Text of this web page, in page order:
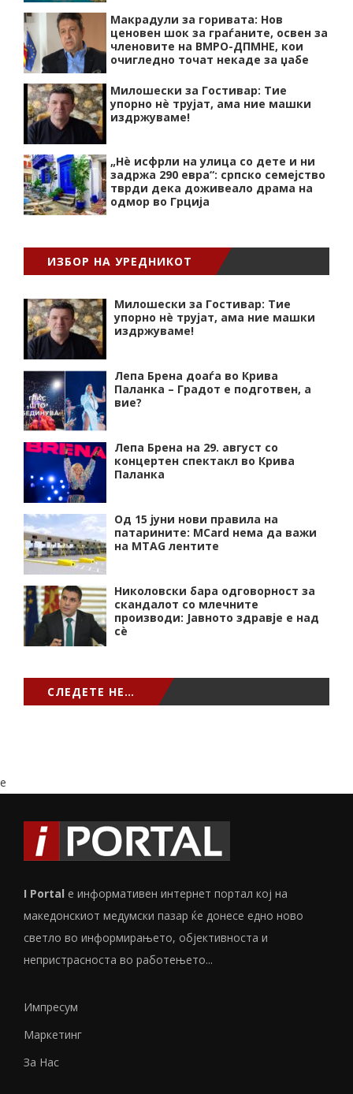
Макрадули за горивата: Нов
ценовен шок за граѓаните, освен за
членовите на ВМРО-ДПМНЕ, кои
очигледно точат некаде за џабе
Милошески за Гостивар: Тие
упорно нѐ трујат, ама ние машки
издржуваме!
„Нѐ исфрли на улица со дете и ни
задржа 290 евра“: српско семејство
тврди дека доживеало драма на
одмор во Грција
ИЗБОР НА УРЕДНИКОТ
Милошески за Гостивар: Тие
упорно нѐ трујат, ама ние машки
издржуваме!
Лепа Брена доаѓа во Крива
Паланка – Градот е подготвен, а
вие?
Лепа Брена на 29. август со
концертен спектакл во Крива
Паланка
Од 15 јуни нови правила на
патарините: MCard нема да важи
на MTAG лентите
Николовски бара одговорност за
скандалот со млечните
производи: Јавното здравје е над
сѐ
СЛЕДЕТЕ НЕ…
e
I Portal е информативен интернет портал кој на
македонскиот медумски пазар ќе донесе едно ново
светло во информирањето, објективноста и
непристрасноста во работењето...
Импресум
Маркетинг
За Нас